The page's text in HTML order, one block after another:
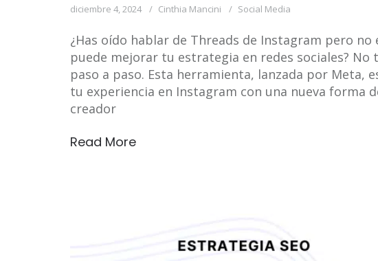
diciembre 4, 2024 Cinthia Mancini Social Media
¿Has oído hablar de Threads de Instagram pero
puede mejorar tu estrategia en redes sociales?
paso a paso. Esta herramienta, lanzada por Meta,
tu experiencia en Instagram con una nueva forma
creador
Read More